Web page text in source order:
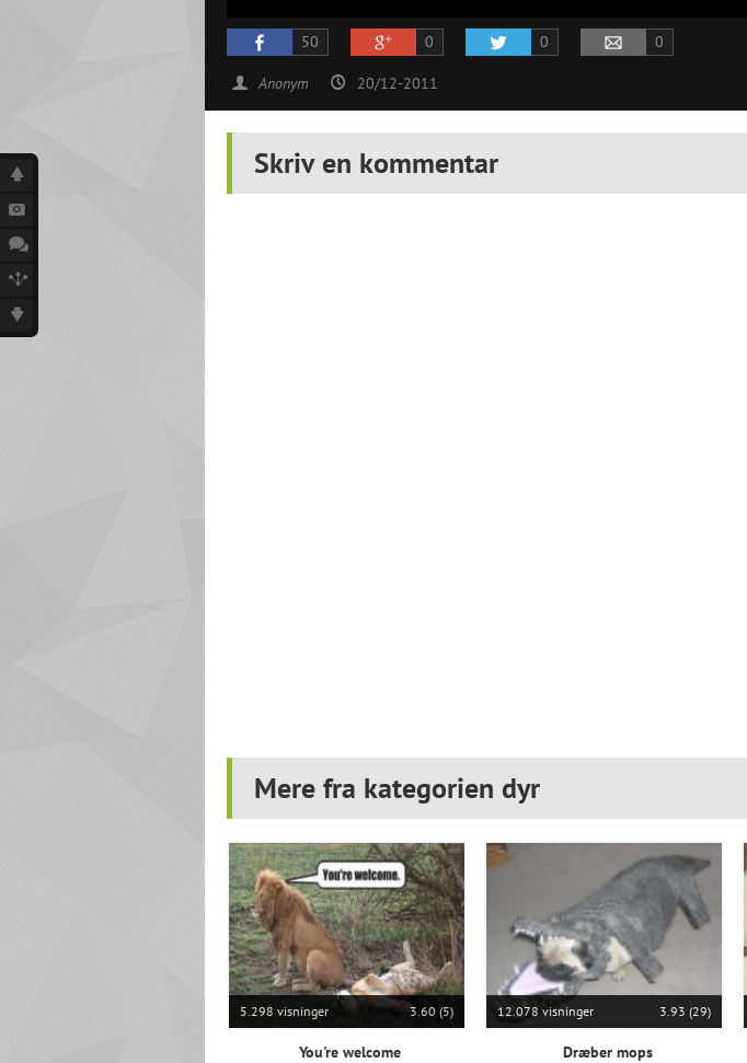
50 0 0 0
Anonym 20/12-2011
Skriv en kommentar
Mere fra kategorien dyr
5.298 visninger 3.60 (5)
You're welcome
12.078 visninger 3.93 (29)
Dræber mops